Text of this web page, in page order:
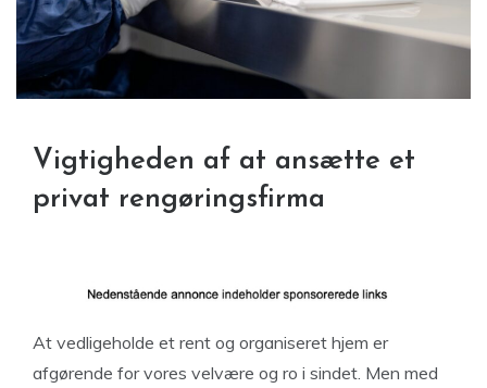
Vigtigheden af ​​at ansætte et
privat rengøringsfirma
At vedligeholde et rent og organiseret hjem er
afgørende for vores velvære og ro i sindet. Men med